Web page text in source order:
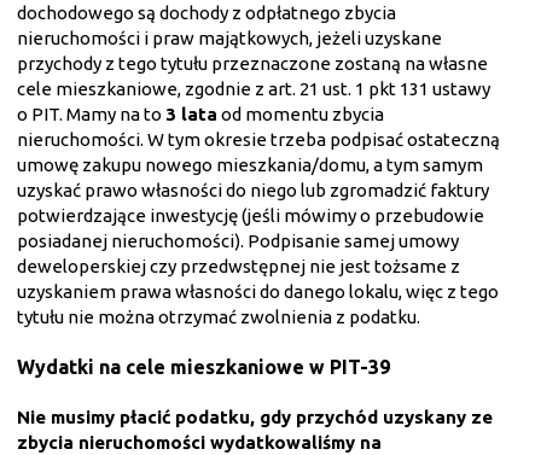
dochodowego są dochody z odpłatnego zbycia
nieruchomości i praw majątkowych, jeżeli uzyskane
przychody z tego tytułu przeznaczone zostaną na własne
cele mieszkaniowe, zgodnie z art. 21 ust. 1 pkt 131 ustawy
o PIT. Mamy na to 3 lata od momentu zbycia
nieruchomości. W tym okresie trzeba podpisać ostateczną
umowę zakupu nowego mieszkania/domu, a tym samym
uzyskać prawo własności do niego lub zgromadzić faktury
potwierdzające inwestycję (jeśli mówimy o przebudowie
posiadanej nieruchomości). Podpisanie samej umowy
deweloperskiej czy przedwstępnej nie jest tożsame z
uzyskaniem prawa własności do danego lokalu, więc z tego
tytułu nie można otrzymać zwolnienia z podatku.
Wydatki na cele mieszkaniowe w PIT-39
Nie musimy płacić podatku, gdy przychód uzyskany ze
zbycia nieruchomości wydatkowaliśmy na